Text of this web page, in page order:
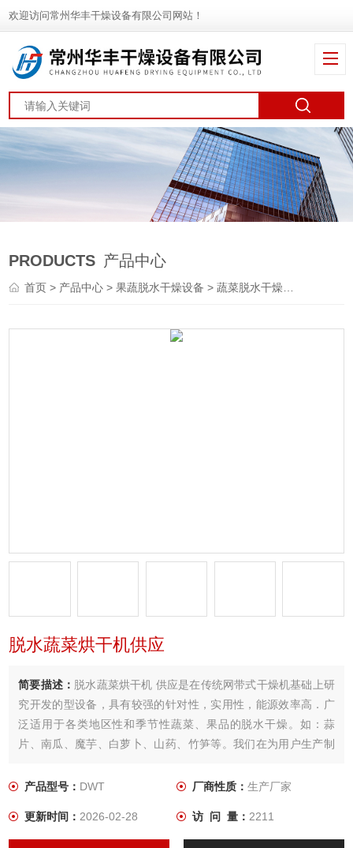
欢迎访问常州华丰干燥设备有限公司网站！
PRODUCTS 产品中心
首页> 产品中心 >果蔬脱水干燥设备 >蔬菜脱水干燥机
脱水蔬菜烘干机供应
简要描述： 脱水蔬菜烘干机 供应是在传统网带式干燥机基础上研
究开发的型设备，具有较强的针对性，实用性，能源效率高．广
泛适用于各类地区性和季节性蔬菜、果品的脱水干燥。如：蒜
片、南瓜、魔芋、白萝卜、山药、竹笋等。我们在为用户生产制
年来积累的经验，为用户设计制作出Z适用．品质Z佳的蔬菜干燥
产品型号： DWT 厂商性质： 生产厂家
更新时间：2026-02-28 访 问 量： 2211